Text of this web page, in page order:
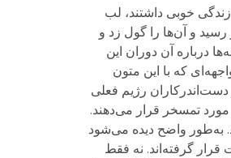
خوبی داشتند، لب
و آن‌ها را گول زد و
درباره آن دوران این
که با این متون
دست‌اندرکاران رژیم فعلی
مورد تمسخر قرار می‌دهند.
عذرخواهی کنند. به‌طور واضح دیده می‌شود
انقلاب مورد شماتت قرار گرفته‌اند. نه فقط